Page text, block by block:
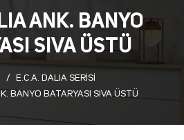
ANK. BANYO
SIVA ÜSTÜ
E.C.A. DALIA SERİSİ
BANYO BATARYASI SIVA ÜSTÜ